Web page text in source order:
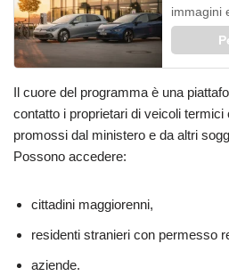
immagini
Il cuore del programma è una
contatto i proprietari di veicoli
promossi dal ministero e da altri
Possono accedere:
cittadini maggiorenni,
residenti stranieri con permesso
aziende.